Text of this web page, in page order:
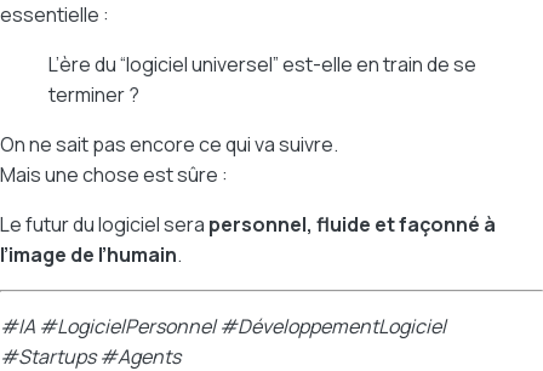
essentielle :
L’ère du “logiciel universel” est-elle en train de se
terminer ?
On ne sait pas encore ce qui va suivre.
Mais une chose est sûre :
Le futur du logiciel sera personnel, fluide et façonné à
l’image de l’humain.
#IA #LogicielPersonnel #DéveloppementLogiciel
#Startups #Agents